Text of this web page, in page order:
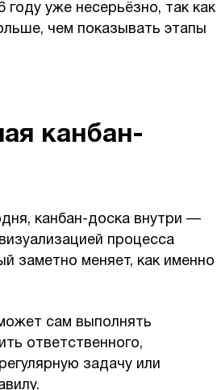
году уже несерьёзно, так как
чем показывать этапы
канбан-
канбан-доска внутри —
процесса
заметно меняет, как именно
сам выполнять
ответственного,
задачу или